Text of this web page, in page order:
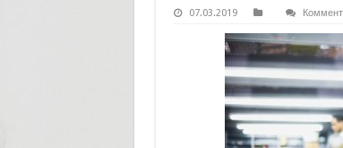
07.03.2019